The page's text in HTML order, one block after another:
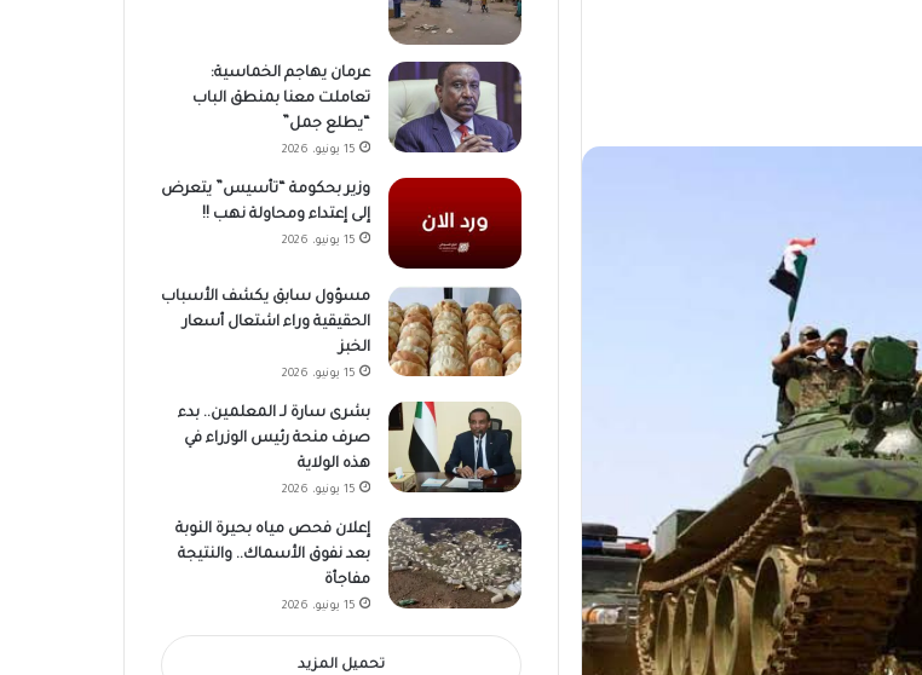
عرمان يهاجم الخماسية:
تعاملت معنا بمنطق الباب
“يطلع جمل”
15 يونيو، 2026
وزير بحكومة “تأسيس” يتعرض
إلى إعتداء ومحاولة نهب !!
15 يونيو، 2026
مسؤول سابق يكشف الأسباب
الحقيقية وراء اشتعال أسعار
الخبز
15 يونيو، 2026
بشرى سارة لـ المعلمين.. بدء
صرف منحة رئيس الوزراء في
هذه الولاية
15 يونيو، 2026
إعلان فحص مياه بحيرة النوبة
بعد نفوق الأسماك.. والنتيجة
مفاجأة
15 يونيو، 2026
تحميل المزيد